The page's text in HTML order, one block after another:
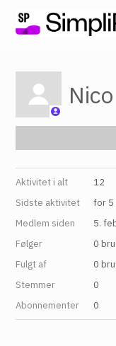
Aktivitet i alt
12
Sidste aktivitet
for 5
Medlem siden
5.
Følger
0
Fulgt af
0
Stemmer
0
Abonnementer
0